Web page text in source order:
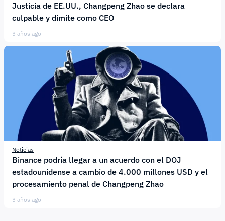
Justicia de EE.UU., Changpeng Zhao se declara
culpable y dimite como CEO
3 años ago
Noticias
Binance podría llegar a un acuerdo con el DOJ
estadounidense a cambio de 4.000 millones USD y el
procesamiento penal de Changpeng Zhao
3 años ago